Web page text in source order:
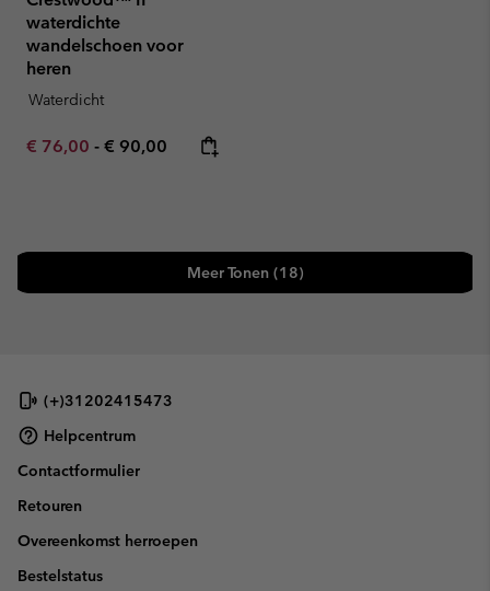
waterdichte
wandelschoen voor
heren
Waterdicht
Minimum sale price:
€ 76,00 - Maximum price:
€ 90,00
Meer Tonen (18)
(+)31202415473
Helpcentrum
Contactformulier
Retouren
Overeenkomst herroepen
Bestelstatus